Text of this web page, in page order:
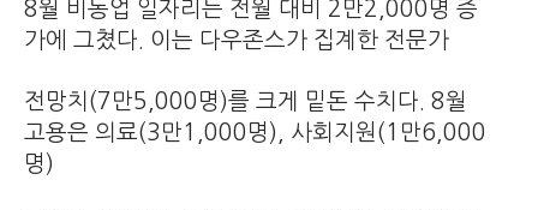
8월 비농업 일자리는 전월 대비 2만2,000명 증
가에 그쳤다. 이는 다우존스가 집계한 전문가
전망치(7만5,000명)를 크게 밑돈 수치다. 8월
고용은 의료(3만1,000명), 사회지원(1만6,000
명)